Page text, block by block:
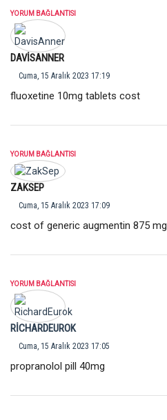
YORUM BAĞLANTISI
DAVISANNER
Cuma, 15 Aralık 2023 17:19
fluoxetine 10mg tablets cost
YORUM BAĞLANTISI
ZAKSEP
Cuma, 15 Aralık 2023 17:09
cost of generic augmentin 875 mg
YORUM BAĞLANTISI
RICHARDEUROK
Cuma, 15 Aralık 2023 17:05
propranolol pill 40mg